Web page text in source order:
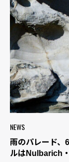
NEWS
雨のパレード
ルはNulbarich